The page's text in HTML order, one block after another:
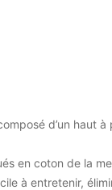
d’un haut
en coton de la
à entretenir,